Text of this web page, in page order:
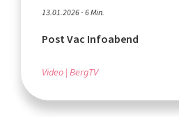
13.01.2026 - 6 Min.
Post Vac Infoabend
Video BergTV